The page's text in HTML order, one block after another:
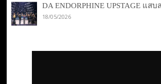
DA ENDORPHINE UPSTAGE แส
18/05/2026